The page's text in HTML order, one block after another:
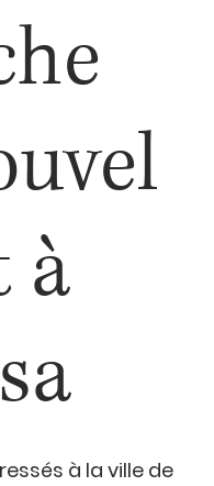
à
à la ville de